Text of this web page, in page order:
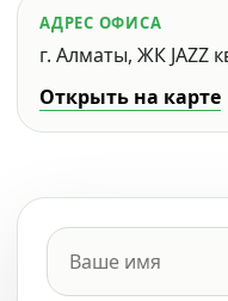
АДРЕС ОФИСА
г. Алматы, ЖК JAZZ
Открыть на карте